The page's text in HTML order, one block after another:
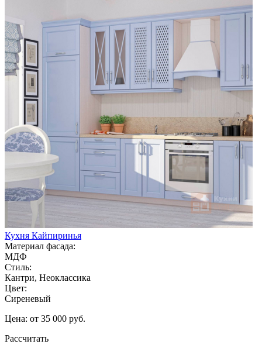
Кухня Кайпиринья
Материал фасада:
МДФ
Стиль:
Кантри, Неоклассика
Цвет:
Сиреневый
Цена: от 35 000 руб.
Рассчитать